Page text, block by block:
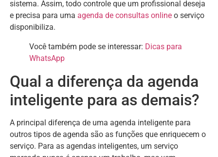
sistema. Assim, todo controle que um profissional deseja
e precisa para uma agenda de consultas online o serviço
disponibiliza.
Você também pode se interessar: Dicas para
WhatsApp
Qual a diferença da agenda
inteligente para as demais?
A principal diferença de uma agenda inteligente para
outros tipos de agenda são as funções que enriquecem o
serviço. Para as agendas inteligentes, um serviço